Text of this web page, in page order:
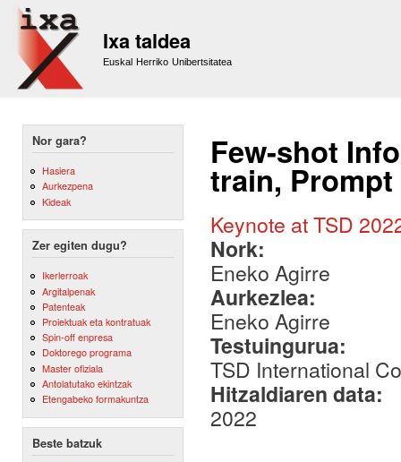
Ixa taldea
Euskal Herriko Unibertsitatea
Nor gara?
Hasiera
Aurkezpena
Kideak
Zer egiten dugu?
Ikerlerroak
Argitalpenak
Patenteak
Proiektuak eta kontratuak
Spin-off enpresa
Doktorego programa
Master ofiziala
Antolatutako ekintzak
Etengabeko formakuntza
Beste batzuk
Few-shot
train,
Keynote at TSD
Nork:
Eneko Agirre
Aurkezlea:
Eneko Agirre
Testuingurua:
TSD International
Hitzaldiaren data:
2022